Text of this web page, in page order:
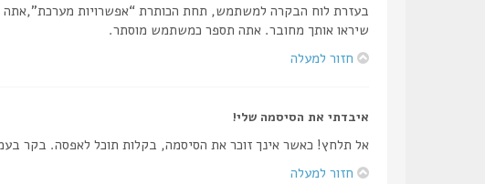
בעזרת לוח הבקרה למשתמש, תחת הכותרת “אפשרויות
שיראו אותך מחובר. אתה תספר כמשתמש מוסתר.
חזור למעלה
איבדתי את הסיסמה שלי!
אל תלחץ! כאשר אינך זוכר את הסיסמה, בקלות תוכל לאפסה. בקר
חזור למעלה